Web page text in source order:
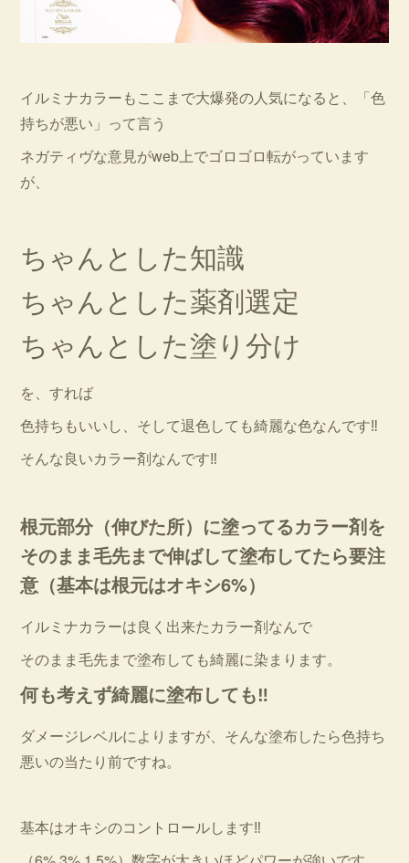
イルミナカラーもここまで大爆発の人気になると、「色
持ちが悪い」って言う
ネガティヴな意見がweb上でゴロゴロ転がっています
が、
ちゃんとした知識
ちゃんとした薬剤選定
ちゃんとした塗り分け
を、すれば
色持ちもいいし、そして退色しても綺麗な色なんです‼︎
そんな良いカラー剤なんです‼︎
根元部分（伸びた所）に塗ってるカラー剤を
そのまま毛先まで伸ばして塗布してたら要注
意（基本は根元はオキシ6%）
イルミナカラーは良く出来たカラー剤なんで
そのまま毛先まで塗布しても綺麗に染まります。
何も考えず綺麗に塗布しても‼︎
ダメージレベルによりますが、そんな塗布したら色持ち
悪いの当たり前ですね。
基本はオキシのコントロールします‼︎